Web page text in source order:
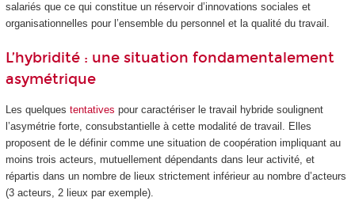
salariés que ce qui constitue un réservoir d’innovations sociales et
organisationnelles pour l’ensemble du personnel et la qualité du travail.
L’hybridité : une situation fondamentalement
asymétrique
Les quelques tentatives pour caractériser le travail hybride soulignent
l’asymétrie forte, consubstantielle à cette modalité de travail. Elles
proposent de le définir comme une situation de coopération impliquant au
moins trois acteurs, mutuellement dépendants dans leur activité, et
répartis dans un nombre de lieux strictement inférieur au nombre d’acteurs
(3 acteurs, 2 lieux par exemple).